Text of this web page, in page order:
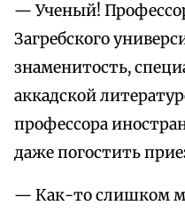
— Ученый!
Загребского
знаменитость,
аккадской
профессора
даже погостить
— Как-то слишком